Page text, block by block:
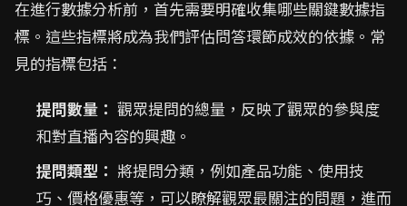
在進行數據分析前，首先需要明確收集哪些關鍵數據指
標。這些指標將成為我們評估問答環節成效的依據。常
見的指標包括：
提問數量： 觀眾提問的總量，反映了觀眾的參與度
和對直播內容的興趣。
提問類型： 將提問分類，例如產品功能、使用技
巧、價格優惠等，可以瞭解觀眾最關注的問題，進而